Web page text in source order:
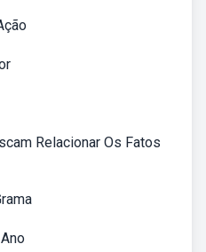
Relacionar Os Fatos